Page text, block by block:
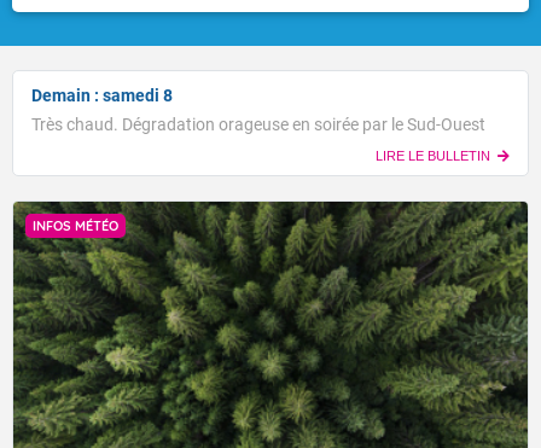
Demain : samedi 8
Très chaud. Dégradation orageuse en soirée par le Sud-Ouest
LIRE LE BULLETIN
INFOS MÉTÉO